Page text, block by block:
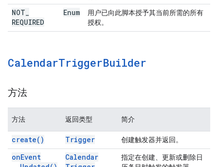
NOT
REQUIRED
Enum
用户已向此脚本授予其当前所需的所有
授权。
CalendarTriggerBuilder
方法
方法 返回类型 简介
create( ) Trigger 创建触发器并返回。
onEvent
Calendar
指定在创建、更新或删除日